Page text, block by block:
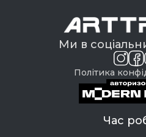
Ми в
Політика
Час